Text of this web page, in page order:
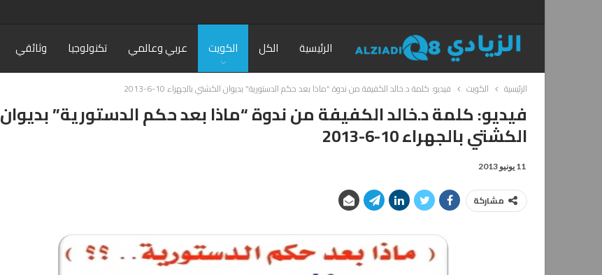
الرئيسية الكل الكويت عربي وعالمي تكنولوجيا وثائقي
الرئيسية الكويت فيديو: كلمة د.خالد الكفيفة من ندوة “ماذا بعد حكم الدستورية” بديوان الكشتي بالجهراء 10-6-2013
فيديو: كلمة د.خالد الكفيفة من ندوة “ماذا بعد حكم الدستورية” بديوان
الكشتي بالجهراء 10-6-2013
11 يونيو 2013
مشاركة